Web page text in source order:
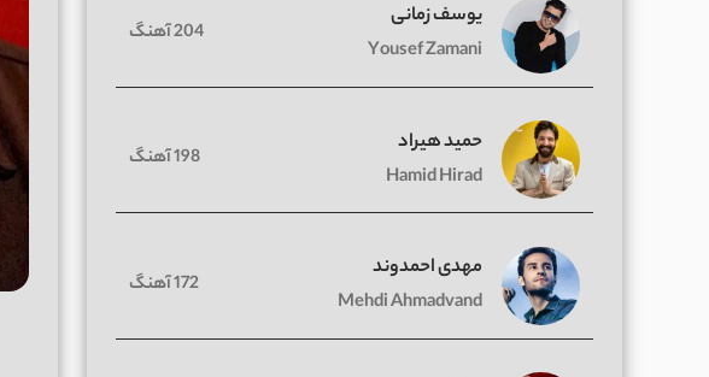
یوسف زمانی
Yousef Zamani
204 آهنگ
حمید هیراد
Hamid Hirad
198 آهنگ
مهدی احمدوند
Mehdi Ahmadvand
172 آهنگ